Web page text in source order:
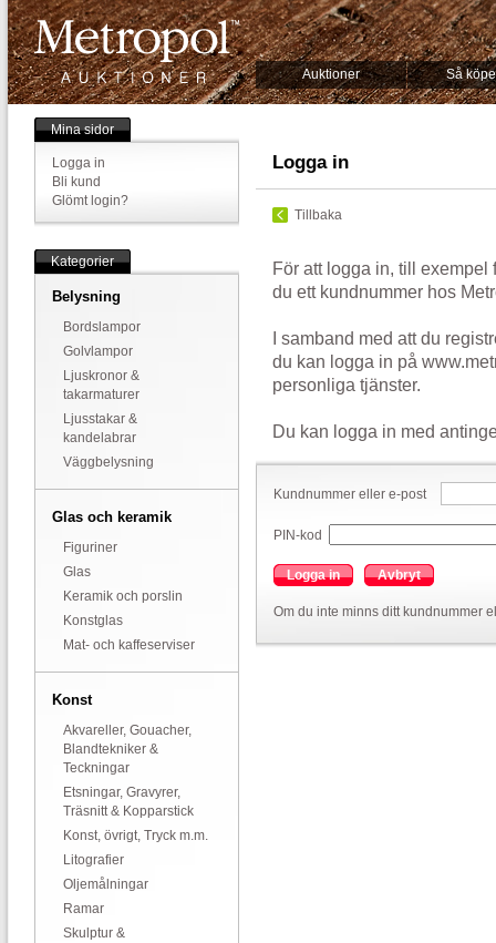
Auktioner Så
Mina sidor
Logga in
Bli kund
Glömt login?
Kategorier
Belysning
Bordslampor
Golvlampor
Ljuskronor &
takarmaturer
Ljusstakar &
kandelabrar
Väggbelysning
Glas och keramik
Figuriner
Glas
Keramik och porslin
Konstglas
Mat- och kaffeserviser
Konst
Akvareller, Gouacher,
Blandtekniker &
Teckningar
Etsningar, Gravyrer,
Träsnitt & Kopparstick
Konst, övrigt, Tryck m.m.
Litografier
Oljemålningar
Ramar
Skulptur &
Logga in
Tillbaka
För att logga in, till exempel
du ett kundnummer hos
I samband med att du
du kan logga in på
personliga tjänster.
Du kan logga in med
Kundnummer eller e-post
PIN-kod
Logga in Avbryt
Om du inte minns ditt kundnummer